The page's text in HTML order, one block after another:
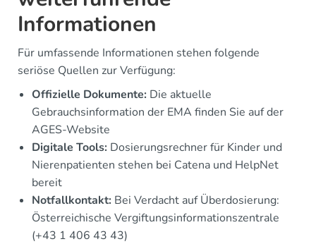
Informationen
Für umfassende Informationen stehen folgende
seriöse Quellen zur Verfügung:
Offizielle Dokumente: Die aktuelle
Gebrauchsinformation der EMA finden Sie auf der
AGES-Website
Digitale Tools: Dosierungsrechner für Kinder und
Nierenpatienten stehen bei Catena und HelpNet
bereit
Notfallkontakt: Bei Verdacht auf Überdosierung:
Österreichische Vergiftungsinformationszentrale
(+43 1 406 43 43)